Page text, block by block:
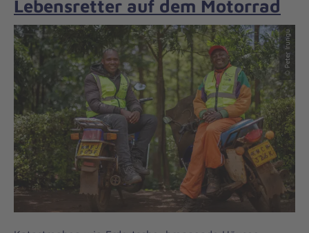
Lebensretter auf dem Motorrad
© Peter Irungu